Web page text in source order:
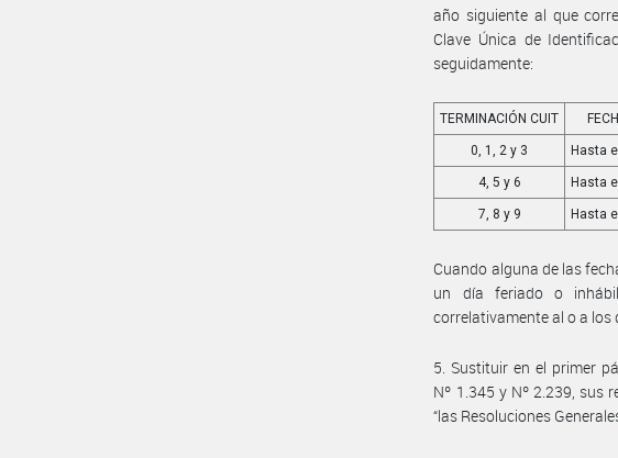
año siguiente al que
Clave Única de
seguidamente:
TERMINACIÓN CUIT
0, 1, 2 y 3 Hasta
4, 5 y 6 Hasta
7, 8 y 9 Hasta
Cuando alguna de las
un día feriado o
correlativamente al o a los
5. Sustituir en el primer
Nº 1.345 y Nº 2.239, sus
“las Resoluciones